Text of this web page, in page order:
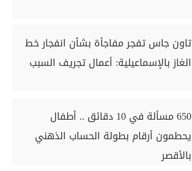
تاون جاس تفجر مفاجأة بشأن انفجار خط
الغاز بالإسماعيلية: أعمال تجريف السبب
650 مسألة في 10 دقائق .. أطفال
يحطمون أرقام بطولة الحساب الذهني
بالأقصر